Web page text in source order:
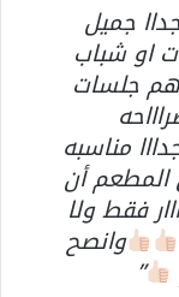
جميل
او شباب
جلسات
مناسبه
أن
فقط ولا
وانصح
”